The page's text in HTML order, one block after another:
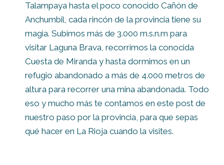
Talampaya hasta el poco conocido Cañón de
Anchumbil, cada rincón de la provincia tiene su
magia. Subimos más de 3.000 m.s.n.m para
visitar Laguna Brava, recorrimos la conocida
Cuesta de Miranda y hasta dormimos en un
refugio abandonado a más de 4.000 metros de
altura para recorrer una mina abandonada. Todo
eso y mucho más te contamos en este post de
nuestro paso por la provincia, para que sepas
qué hacer en La Rioja cuando la visites.